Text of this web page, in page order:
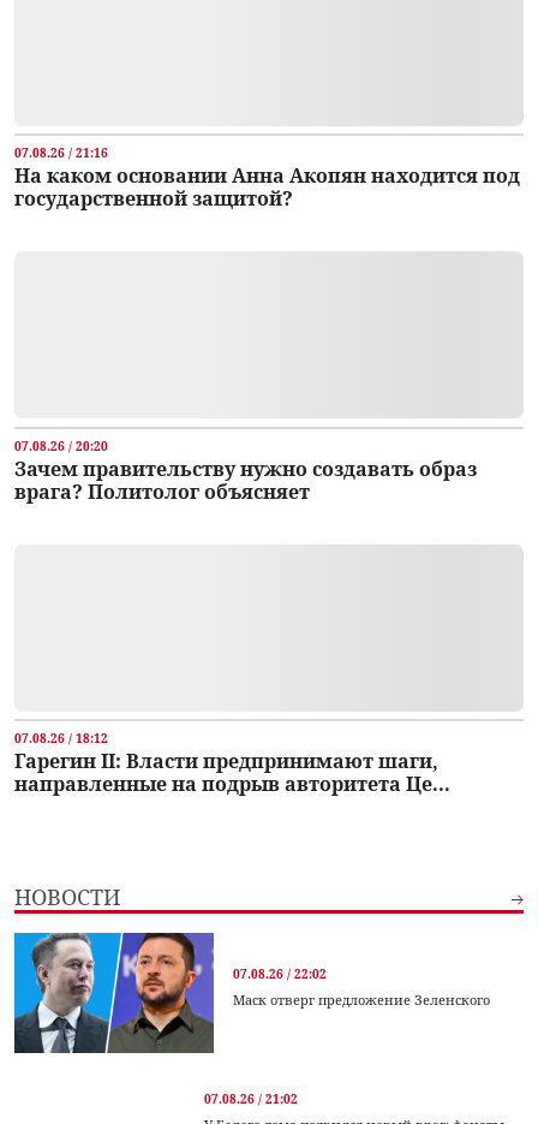
07.08.26 / 21:16
На каком основании Анна Акопян находится под
государственной защитой?
07.08.26 / 20:20
Зачем правительству нужно создавать образ
врага? Политолог объясняет
07.08.26 / 18:12
Гарегин II: Власти предпринимают шаги,
направленные на подрыв авторитета Це...
НОВОСТИ
07.08.26 / 22:02
Маск отверг предложение Зеленского
07.08.26 / 21:02